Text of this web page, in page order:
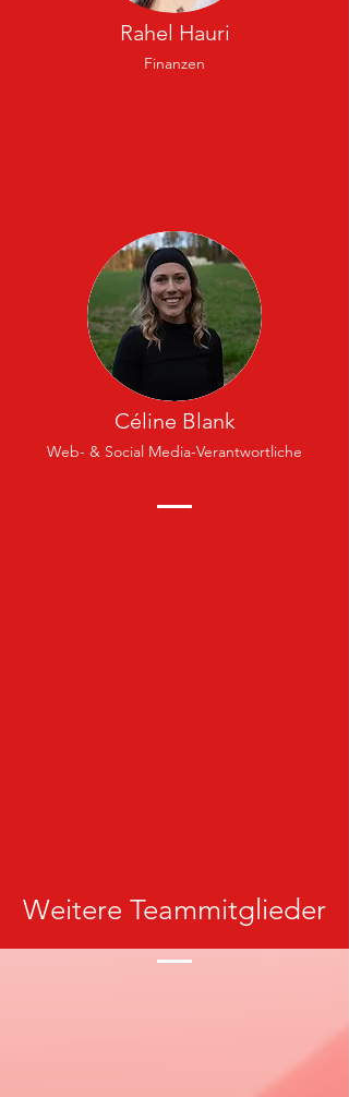
Rahel Hauri
Finanzen
Céline Blank
Web- & Social Media-Verantwortliche
Weitere Teammitglieder